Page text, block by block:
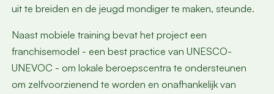
uit te breiden en de jeugd mondiger te maken, steunde.
Naast mobiele training bevat het project een
franchisemodel - een best practice van UNESCO-
UNEVOC - om lokale beroepscentra te ondersteunen
om zelfvoorzienend te worden en onafhankelijk van